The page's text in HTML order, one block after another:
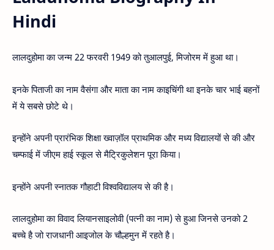
Hindi
लालदुहोमा का जन्म 22 फरवरी 1949 को तुआलपुई, मिजोरम में हुआ था।
इनके पिताजी का नाम वैसंगा और माता का नाम काइचिंगी था इनके चार भाई बहनों
में ये सबसे छोटे थे।
इन्होंने अपनी प्रारंभिक शिक्षा ख्वाज़ॉल प्राथमिक और मध्य विद्यालयों से की और
चम्फाई में जीएम हाई स्कूल से मैट्रिकुलेशन पूरा किया।
इन्होंने अपनी स्नातक गौहाटी विश्वविद्यालय से की है।
लालदुहोमा का विवाद लियानसाइलोवी (पत्नी का नाम) से हुआ जिनसे उनको 2
बच्चे है जो राजधानी आइजोल के चौल्हमुन में रहते है।